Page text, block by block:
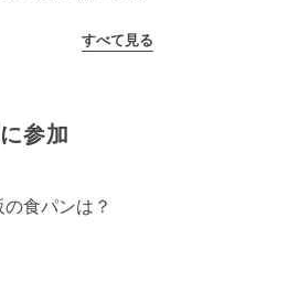
すべて見る
参加
食パンは？